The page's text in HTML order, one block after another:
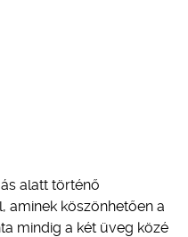
alatt történő
aminek köszönhetően a
mindig a két üveg közé